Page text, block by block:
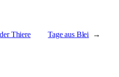
Thiere Tage aus Blei →